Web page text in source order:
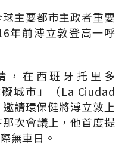
主要都市主政者重要
年前溥立敦登高一呼
，在西班牙托里多
城市」（La Ciudad
請環保健將溥立敦上
次會議上，他首度提
無車日。